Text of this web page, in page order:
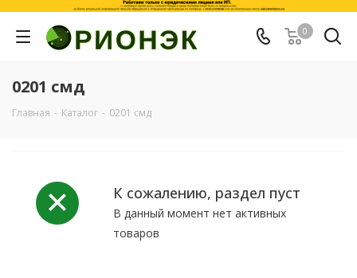
0
0201 смд
Главная - Каталог - 0201 смд
К сожалению, раздел пуст
В данный момент нет активных
товаров